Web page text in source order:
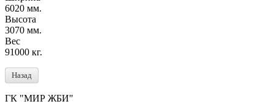
6020 мм.
Высота
3070 мм.
Вес
91000 кг.
Назад
ГК "МИР ЖБИ"